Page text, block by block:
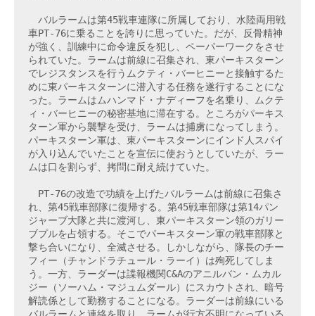
バルラームは第45戦車連隊に所属しており、水陸両用戦
車PT-76に乗ることを誇りに思っていた。だが、反骨精神
が強く、訓練中に命令違反を犯し、ペーパーワークをさせ
られていた。ラームは前線に召集され、東パーキスターン
でレジスタンスを行うムクティ・バーヒニーと接触するた
めに東パーキスターンに潜入する任務を遂行することにな
った。ラームはムハンマド・ナディーフを名乗り、ムクテ
ィ・バーヒニーの秘密基地に滞在する。ところがパーキス
ターン軍から襲撃を受け、ラームは捕虜になってしまう。
パーキスターン軍は、東パーキスターンにインド人スパイ
が入り込んでいたことを宣伝に使おうとしていたが、ラー
ムは口を割らず、拷問に耐え続けていた。
PT-76の改造で功績を上げたバルラームは前線に召集さ
れ、第45戦車部隊に復帰する。第45戦車部隊は第14パン
ジャーブ大隊と共に渡河し、東パーキスターン領のガリー
ブプルを占領する。そこでパーキスターン軍の戦車部隊と
撃ち合いになり、全滅させる。しかしながら、隊長のチー
フィー（チャンドラチュール・ラーイ）は殉死してしま
う。一方、ラーダーは諜報機関C&Aのアニルバン・ムカル
ジー（ソーハム・マジュムダール）にスカウトされ、暗号
解読係として勤務することになる。ラーダーは前線にいる